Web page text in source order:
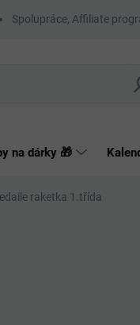
Spolupráce, Affiliate
na dárky 🎁
raketka 1.třída